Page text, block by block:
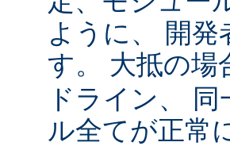
ように、 開
す。 大抵の
ドライン、
ル全てが正常